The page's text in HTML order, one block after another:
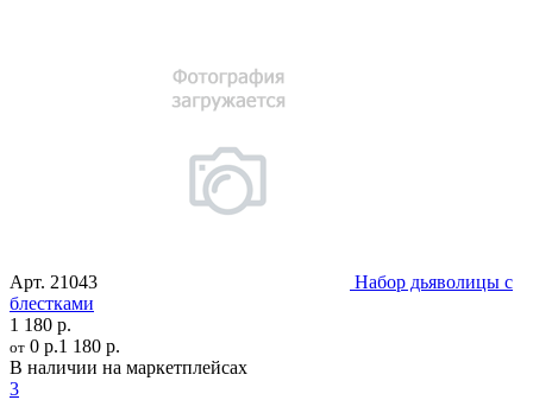
Арт. 21043
Набор дьяволицы с
блестками
1 180 р.
от 0 р.1 180 р.
В наличии на маркетплейсах
3